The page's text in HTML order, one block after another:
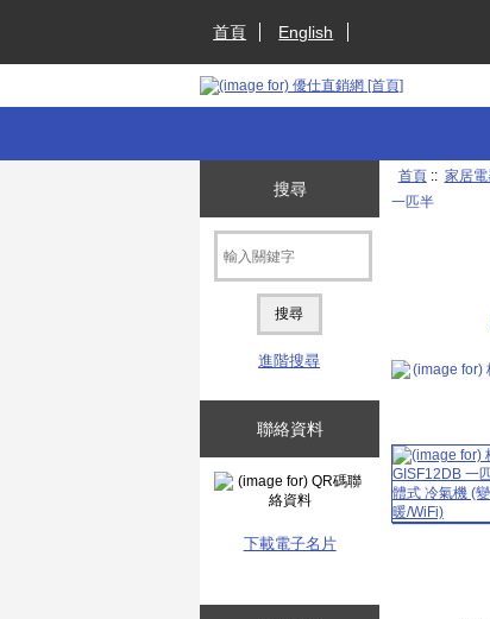
首頁 English
搜尋
進階搜尋
聯絡資料
下載電子名片
首頁:: 家居電
一匹半